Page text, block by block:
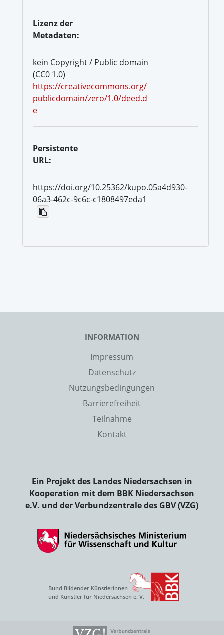
Lizenz der
Metadaten:
kein Copyright / Public domain
(CC0 1.0)
https://creativecommons.org/
publicdomain/zero/1.0/deed.d
e
Persistente
URL:
https://doi.org/10.25362/kupo.05a4d930-
06a3-462c-9c6c-c1808497eda1
INFORMATION
Impressum
Datenschutz
Nutzungsbedingungen
Barrierefreiheit
Teilnahme
Kontakt
Ein Projekt des Landes Niedersachsen in
Kooperation mit dem BBK Niedersachsen
e.V. und der Verbundzentrale des GBV (VZG)
Bund Bildender Künstlerinnen
und Künstler für Niedersachsen e. V.